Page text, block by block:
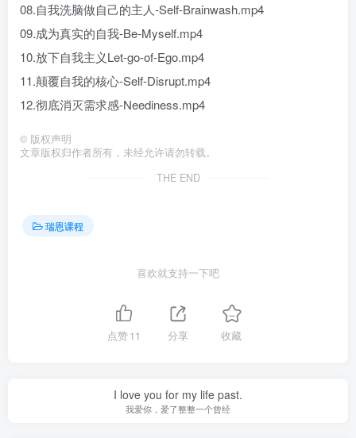
08.自我洗脑做自己的主人-Self-Brainwash.mp4
09.成为真实的自我-Be-Myself.mp4
10.放下自我主义Let-go-of-Ego.mp4
11.颠覆自我的核心-Self-Disrupt.mp4
12.彻底消灭需求感-Neediness.mp4
© 版权声明
文章版权归作者所有，未经允许请勿转载。
THE END
瑞恩课程
喜欢就支持一下吧
点赞11 分享 收藏
I love you for my life past.
我爱你，爱了整整一个曾经